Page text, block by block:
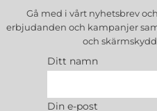
Gå med i vårt nyhetsbrev
erbjudanden och kampanjer
och skärmskydd
Ditt namn
Din e-post